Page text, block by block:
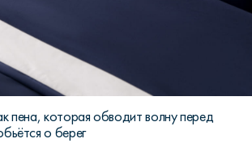
пена, которая обводит волну перед
о берег